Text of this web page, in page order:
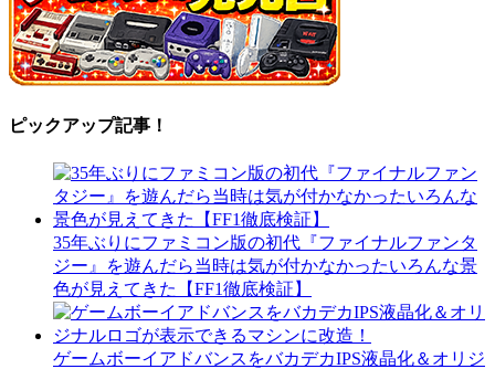
ピックアップ記事！
35年ぶりにファミコン版の初代『ファイナルファンタ
ジー』を遊んだら当時は気が付かなかったいろんな景
色が見えてきた【FF1徹底検証】
ゲームボーイアドバンスをバカデカIPS液晶化＆オリジ